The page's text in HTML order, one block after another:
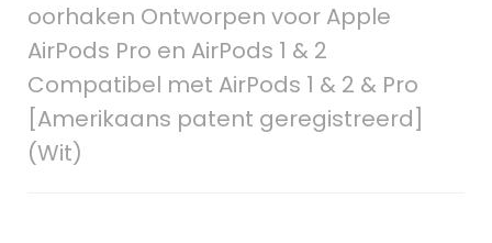
oorhaken Ontworpen voor Apple
AirPods Pro en AirPods 1 & 2
Compatibel met AirPods 1 & 2 & Pro
[Amerikaans patent geregistreerd]
(Wit)